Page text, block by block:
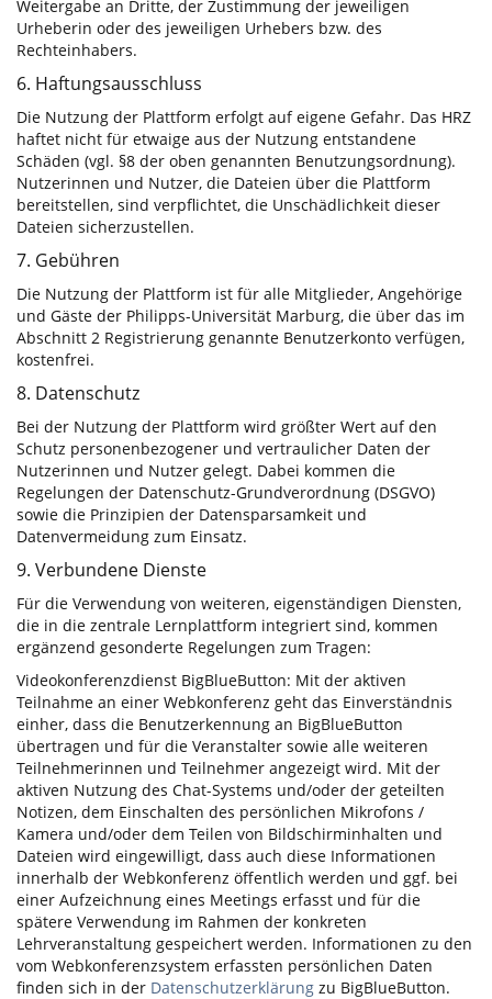
Weitergabe an Dritte, der Zustimmung der jeweiligen
Urheberin oder des jeweiligen Urhebers bzw. des
Rechteinhabers.
6. Haftungsausschluss
Die Nutzung der Plattform erfolgt auf eigene Gefahr. Das HRZ
haftet nicht für etwaige aus der Nutzung entstandene
Schäden (vgl. §8 der oben genannten Benutzungsordnung).
Nutzerinnen und Nutzer, die Dateien über die Plattform
bereitstellen, sind verpflichtet, die Unschädlichkeit dieser
Dateien sicherzustellen.
7. Gebühren
Die Nutzung der Plattform ist für alle Mitglieder, Angehörige
und Gäste der Philipps-Universität Marburg, die über das im
Abschnitt 2 Registrierung genannte Benutzerkonto verfügen,
kostenfrei.
8. Datenschutz
Bei der Nutzung der Plattform wird größter Wert auf den
Schutz personenbezogener und vertraulicher Daten der
Nutzerinnen und Nutzer gelegt. Dabei kommen die
Regelungen der Datenschutz-Grundverordnung (DSGVO)
sowie die Prinzipien der Datensparsamkeit und
Datenvermeidung zum Einsatz.
9. Verbundene Dienste
Für die Verwendung von weiteren, eigenständigen Diensten,
die in die zentrale Lernplattform integriert sind, kommen
ergänzend gesonderte Regelungen zum Tragen:
Videokonferenzdienst BigBlueButton: Mit der aktiven
Teilnahme an einer Webkonferenz geht das Einverständnis
einher, dass die Benutzerkennung an BigBlueButton
übertragen und für die Veranstalter sowie alle weiteren
Teilnehmerinnen und Teilnehmer angezeigt wird. Mit der
aktiven Nutzung des Chat-Systems und/oder der geteilten
Notizen, dem Einschalten des persönlichen Mikrofons /
Kamera und/oder dem Teilen von Bildschirminhalten und
Dateien wird eingewilligt, dass auch diese Informationen
innerhalb der Webkonferenz öffentlich werden und ggf. bei
einer Aufzeichnung eines Meetings erfasst und für die
spätere Verwendung im Rahmen der konkreten
Lehrveranstaltung gespeichert werden. Informationen zu den
vom Webkonferenzsystem erfassten persönlichen Daten
finden sich in der Datenschutzerklärung zu BigBlueButton.